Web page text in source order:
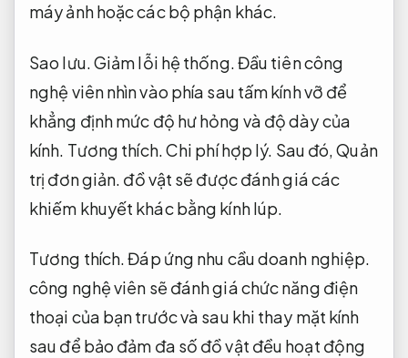
máy ảnh hoặc các bộ phận khác.
Sao lưu.Giảm lỗi hệ thống.Đầu tiên công
nghệ viên nhìn vào phía sau tấm kính vỡ để
khẳng định mức độ hư hỏng và độ dày của
kính. Tương thích.Chi phí hợp lý. Sau đó,Quản
trị đơn giản. đồ vật sẽ được đánh giá các
khiếm khuyết khác bằng kính lúp.
Tương thích.Đáp ứng nhu cầu doanh nghiệp.
công nghệ viên sẽ đánh giá chức năng điện
thoại của bạn trước và sau khi thay mặt kính
sau để bảo đảm đa số đồ vật đều hoạt động